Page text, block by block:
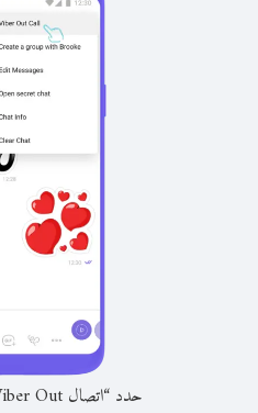
حدد “اتصال Viber Out” من عنوان المحادثة